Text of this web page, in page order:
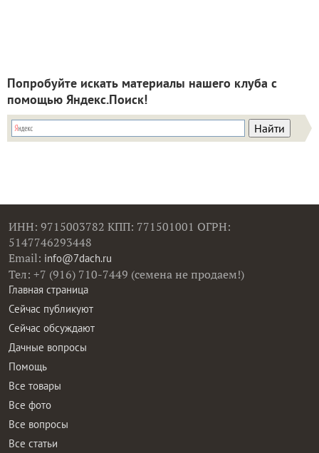
Попробуйте искать материалы нашего клуба с
помощью Яндекс.Поиск!
ИНН: 9715003782 КПП: 771501001 ОГРН:
5147746293448
Email: info@7dach.ru
Тел: +7 (916) 710-7449 (семена не продаем!)
Главная страница
Сейчас публикуют
Сейчас обсуждают
Дачные вопросы
Помощь
Все товары
Все фото
Все вопросы
Все статьи